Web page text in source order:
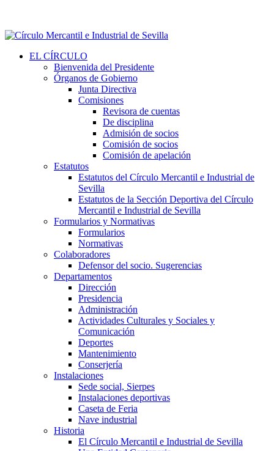
EL CÍRCULO
Bienvenida del Presidente
Órganos de Gobierno
Junta Directiva
Comisiones
Revisora de cuentas
De disciplina
Admisión de socios
Comisión de socios
Comisión de apelación
Estatutos
Estatutos del Círculo Mercantil e Industrial de
Sevilla
Estatutos de la Sección Deportiva del Círculo
Mercantil e Industrial de Sevilla
Formularios y Normativas
Formularios
Normativas
Colaboradores
Defensor del socio. Sugerencias
Departamentos
Dirección
Presidencia
Administración
Actividades Culturales y Sociales y
Comunicación
Deportes
Mantenimiento
Conserjería
Instalaciones
Sede social, Sierpes
Instalaciones deportivas
Caseta de Feria
Nave industrial
Historia
El Círculo Mercantil e Industrial de Sevilla